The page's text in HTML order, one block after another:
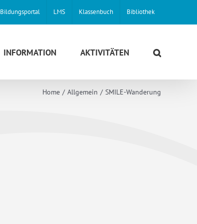
Bildungsportal LMS Klassenbuch Bibliothek
INFORMATION AKTIVITÄTEN
Home Allgemein SMILE-Wanderung